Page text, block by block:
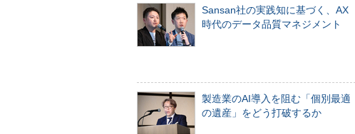
Sansan社の実践知に基づく、AX
時代のデータ品質マネジメント
製造業のAI導入を阻む「個別最適
の遺産」をどう打破するか